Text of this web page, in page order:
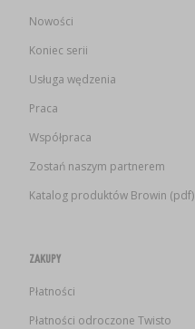
Nowości
Koniec serii
Usługa wędzenia
Praca
Współpraca
Zostań naszym partnerem
Katalog produktów Browin (pdf)
ZAKUPY
Płatności
Płatności odroczone Twisto